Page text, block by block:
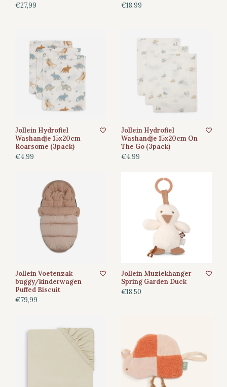
€27,99
€18,99
Jollein Hydrofiel
Washandje 15x20cm
Roarsome (3pack)
€4,99
Jollein Hydrofiel
Washandje 15x20cm On
The Go (3pack)
€4,99
Jollein Voetenzak
buggy/kinderwagen
Puffed Biscuit
€79,99
Jollein Muziekhanger
Spring Garden Duck
€18,50